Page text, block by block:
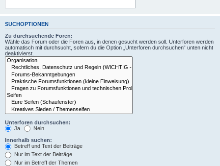
SUCHOPTIONEN
Zu durchsuchende Foren:
Wähle das Forum oder die Foren aus, in denen gesucht werden soll. Unterforen werden
automatisch mit durchsucht, sofern du die Option „Unterforen durchsuchen“ unten nicht
deaktivierst.
Unterforen durchsuchen:
Ja
Nein
Innerhalb suchen:
Betreff und Text der Beiträge
Nur im Text der Beiträge
Nur im Betreff der Themen